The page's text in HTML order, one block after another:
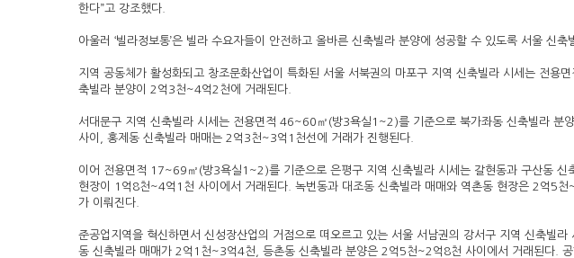
한다”고 강조했다.
아울러 ‘빌라정보통’은 빌라 수요자들이 안전하고 올바른 신축빌라 분양에 성공할 수 있도록 서울 신축
지역 공동체가 활성화되고 창조문화산업이 특화된 서울 서북권의 마포구 지역 신축빌라 시세는 전
축빌라 분양이 2억3천~4억2천에 거래된다.
서대문구 지역 신축빌라 시세는 전용면적 46~60㎡(방3욕실1~2)를 기준으로 북가좌동 신축빌라
사이, 홍제동 신축빌라 매매는 2억3천~3억1천선에 거래가 진행된다.
이어 전용면적 17~69㎡(방3욕실1~2)를 기준으로 은평구 지역 신축빌라 시세는 갈현동과 구산동 신
현장이 1억8천~4억1천 사이에서 거래된다. 녹번동과 대조동 신축빌라 매매와 역촌동 현장은 2억5
가 이뤄진다.
준공업지역을 혁신하면서 신성장산업의 거점으로 떠오르고 있는 서울 서남권의 강서구 지역 신축빌
동 신축빌라 매매가 2억1천~3억4천, 등촌동 신축빌라 분양은 2억5천~2억8천 사이에서 거래된다.